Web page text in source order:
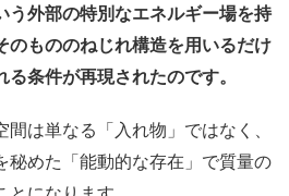
う外部の特別なエネルギー場を持
のもののねじれ構造を用いるだけ
条件が再現されたのです。
は単なる「入れ物」ではなく、
秘めた「能動的な存在」で質量の